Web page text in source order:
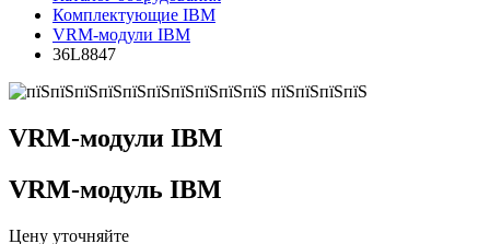
Комплектующие IBM
VRM-модули IBM
36L8847
VRM-модули IBM
VRM-модуль IBM
Цену уточняйте